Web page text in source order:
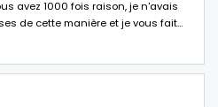
avez 1000 fois raison, je n'avais
de cette manière et je vous fait…